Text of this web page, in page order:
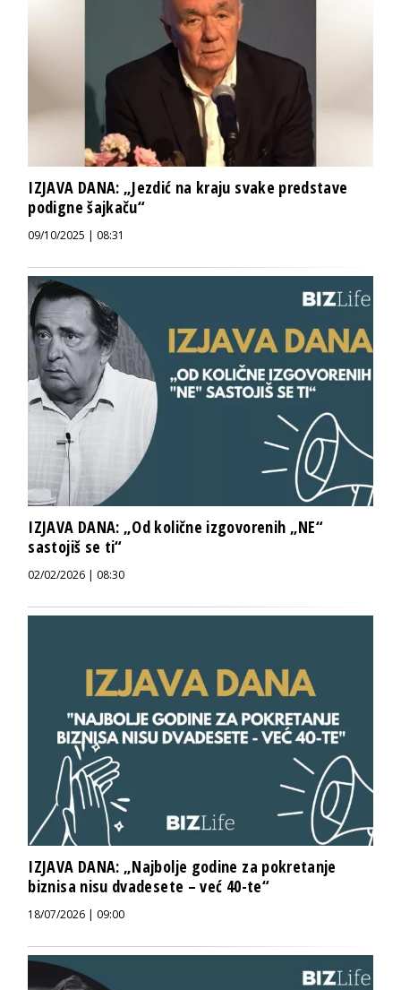
IZJAVA DANA: „Jezdić na kraju svake predstave
podigne šajkaču“
09/10/2025 | 08:31
IZJAVA DANA: „Od količne izgovorenih „NE“
sastojiš se ti“
02/02/2026 | 08:30
IZJAVA DANA: „Najbolje godine za pokretanje
biznisa nisu dvadesete – već 40-te“
18/07/2026 | 09:00